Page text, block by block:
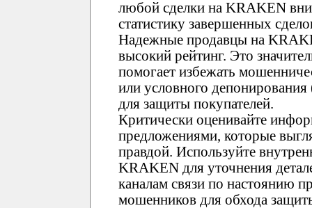
любой сделки на KRAKEN
статистику завершенных
Надежные продавцы на
высокий рейтинг. Это
помогает избежать
или условного
для защиты покупателей.
Критически оценивайте
предложениями, которые
правдой. Используйте
KRAKEN для уточнения
каналам связи по настоянию
мошенников для обхода